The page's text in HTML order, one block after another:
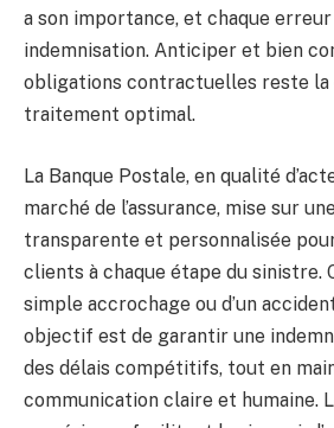
a son importance, et chaque
indemnisation. Anticiper et bien
obligations contractuelles reste la
traitement optimal.
La Banque Postale, en qualité
marché de l’assurance, mise sur
transparente et personnalisée
clients à chaque étape du sinistre.
simple accrochage ou d’un
objectif est de garantir une
des délais compétitifs, tout en
communication claire et humaine.